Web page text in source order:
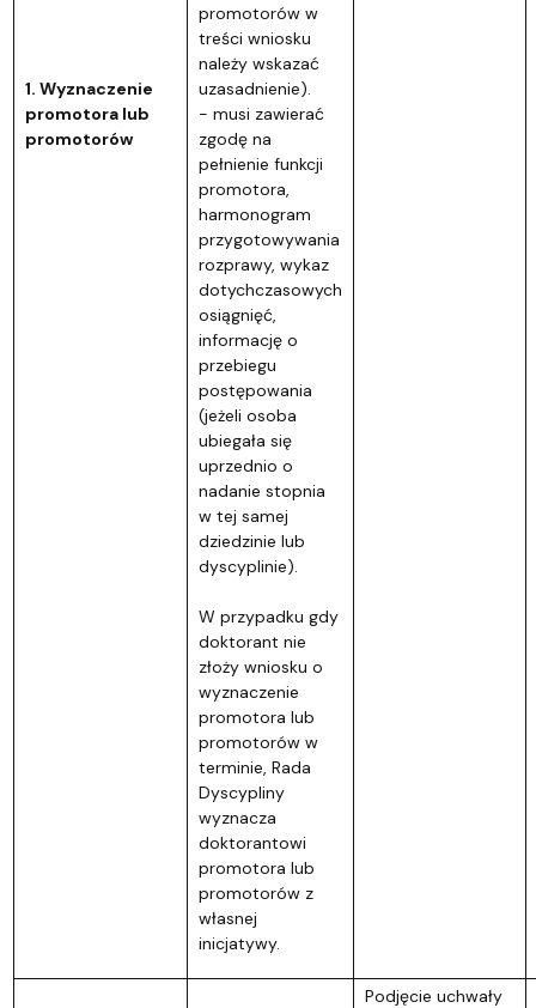
1. Wyznaczenie
promotora lub
promotorów
promotorów w
treści wniosku
należy wskazać
uzasadnienie).
- musi zawierać
zgodę na
pełnienie funkcji
promotora,
harmonogram
przygotowywania
rozprawy, wykaz
dotychczasowych
osiągnięć,
informację o
przebiegu
postępowania
(jeżeli osoba
ubiegała się
uprzednio o
nadanie stopnia
w tej samej
dziedzinie lub
dyscyplinie).
W przypadku gdy
doktorant nie
złoży wniosku o
wyznaczenie
promotora lub
promotorów w
terminie, Rada
Dyscypliny
wyznacza
doktorantowi
promotora lub
promotorów z
własnej
inicjatywy.
Podjęcie uchwały